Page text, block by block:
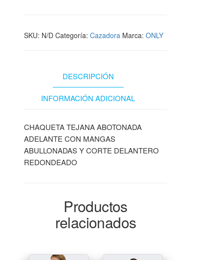
SKU: N/D Categoría: Cazadora Marca: ONLY
DESCRIPCIÓN
INFORMACIÓN ADICIONAL
CHAQUETA TEJANA ABOTONADA
ADELANTE CON MANGAS
ABULLONADAS Y CORTE DELANTERO
REDONDEADO
Productos
relacionados